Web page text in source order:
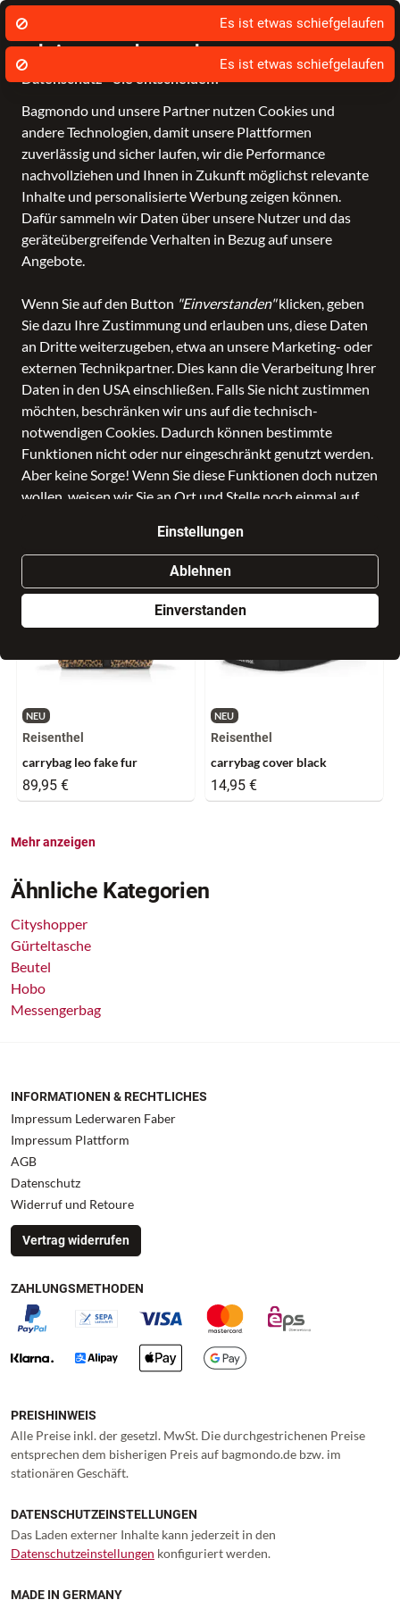
Wir nutzen Cookies um unsere Dienste zu
erbringen und zu verbessern.
Datenschutz - Sie entscheiden!
Bagmondo und unsere Partner nutzen Cookies und
andere Technologien, damit unsere Plattformen
zuverlässig und sicher laufen, wir die Performance
nachvollziehen und Ihnen in Zukunft möglichst relevante
Inhalte und personalisierte Werbung zeigen können.
Dafür sammeln wir Daten über unsere Nutzer und das
geräteübergreifende Verhalten in Bezug auf unsere
Angebote.
Wenn Sie auf den Button "Einverstanden"klicken, geben
Sie dazu Ihre Zustimmung und erlauben uns, diese Daten
an Dritte weiterzugeben, etwa an unsere Marketing- oder
externen Technikpartner. Dies kann die Verarbeitung Ihrer
Daten in den USA einschließen. Falls Sie nicht zustimmen
möchten, beschränken wir uns auf die technisch-
notwendigen Cookies. Dadurch können bestimmte
Funktionen nicht oder nur eingeschränkt genutzt werden.
Aber keine Sorge! Wenn Sie diese Funktionen doch nutzen
wollen, weisen wir Sie an Ort und Stelle noch einmal auf
Freigabe erteilen können. Alle Optionen und weitere
Details finden Sie in derDatenschutzerklärung.
Einstellungen
Ablehnen
Einverstanden
Schule Reise Business Freizeit Fashion & Lifestyle
alle Kategorien Freizeit Taschen Handtasche
Handtaschein Faber
Lederwaren
SALE
Anhand der von Ihnen verwendeten Filter konnten
keine Suchergebnisse gefunden werden.
Produkte aus ähnlichen Kategorien
NEU
Reisenthel
carrybag leo fake fur
89,95 €
NEU
Reisenthel
carrybag cover black
14,95 €
Mehr anzeigen
Ähnliche Kategorien
Cityshopper
Gürteltasche
Beutel
Hobo
Messengerbag
INFORMATIONEN & RECHTLICHES
Impressum Lederwaren Faber
Impressum Plattform
AGB
Datenschutz
Widerruf und Retoure
Vertrag widerrufen
ZAHLUNGSMETHODEN
PREISHINWEIS
Alle Preise inkl. der gesetzl. MwSt. Die durchgestrichenen Preise
entsprechen dem bisherigen Preis auf bagmondo.de bzw. im
stationären Geschäft.
DATENSCHUTZEINSTELLUNGEN
Das Laden externer Inhalte kann jederzeit in den
Datenschutzeinstellungen konfiguriert werden.
MADE IN GERMANY
Es ist etwas schiefgelaufen
Es ist etwas schiefgelaufen